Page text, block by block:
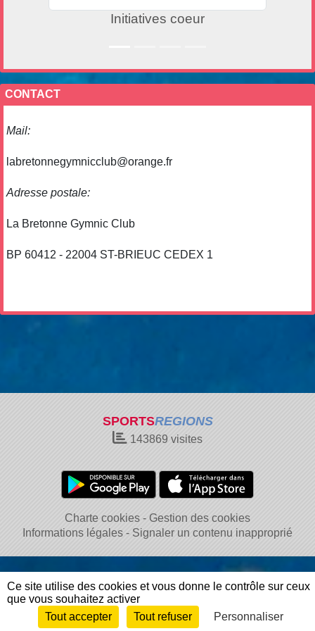
Initiatives coeur
CONTACT
Mail:
labretonnegymnicclub@orange.fr
Adresse postale:
La Bretonne Gymnic Club
BP 60412 - 22004 ST-BRIEUC CEDEX 1
SPORTSREGIONS
143869 visites
Charte cookies
Gestion des cookies
Informations légales
Signaler un contenu inapproprié
Envie de participer ? Connexion
Ce site utilise des cookies et vous donne le contrôle sur ceux
que vous souhaitez activer
Tout accepter
Tout refuser Personnaliser